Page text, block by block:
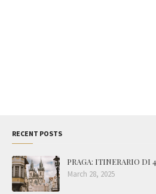
RECENT POSTS
PRAGA: ITINERARIO DI
March 28, 2025